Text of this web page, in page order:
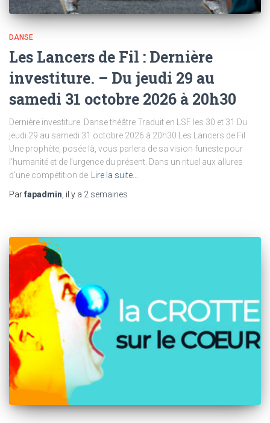
DANSE
Les Lancers de Fil : Dernière
investiture. – Du jeudi 29 au
samedi 31 octobre 2026 à 20h30
Dernière investiture. Danse théâtre Traduit en LSF les 30 et 31 Du
jeudi 29 au samedi 31 octobre 2026 à 20h30 Les Lancers de Fil
Une prophète, posée là, vous parlera de sa vision funeste pour
l’humanité et de l’urgence du présent. Dans un rituel aux allures
d’une compétition de
Lire la suite…
Parfapadmin , il y a 2 semaines